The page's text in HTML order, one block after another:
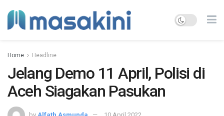
Home Headline
Jelang Demo 11 April, Polisi di
Aceh Siagakan Pasukan